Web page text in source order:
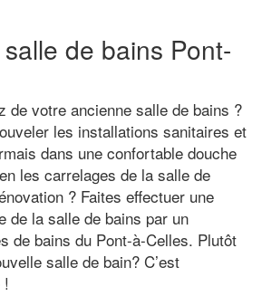
de bains Pont-
de votre ancienne salle de bains ?
les installations sanitaires et
dans une confortable douche
les carrelages de la salle de
? Faites effectuer une
de la salle de bains par un
de bains du Pont-à-Celles. Plutôt
salle de bain? C’est